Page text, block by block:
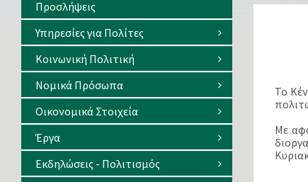
Το
Με
Προσλήψεις
Υπηρεσίες για Πολίτες
Κοινωνική Πολιτική
Νομικά Πρόσωπα
Οικονομικά Στοιχεία
Έργα
Εκδηλώσεις - Πολιτισμός